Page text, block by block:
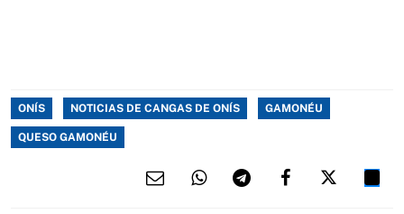
ONÍS NOTICIAS DE CANGAS DE ONÍS GAMONÉU
QUESO GAMONÉU